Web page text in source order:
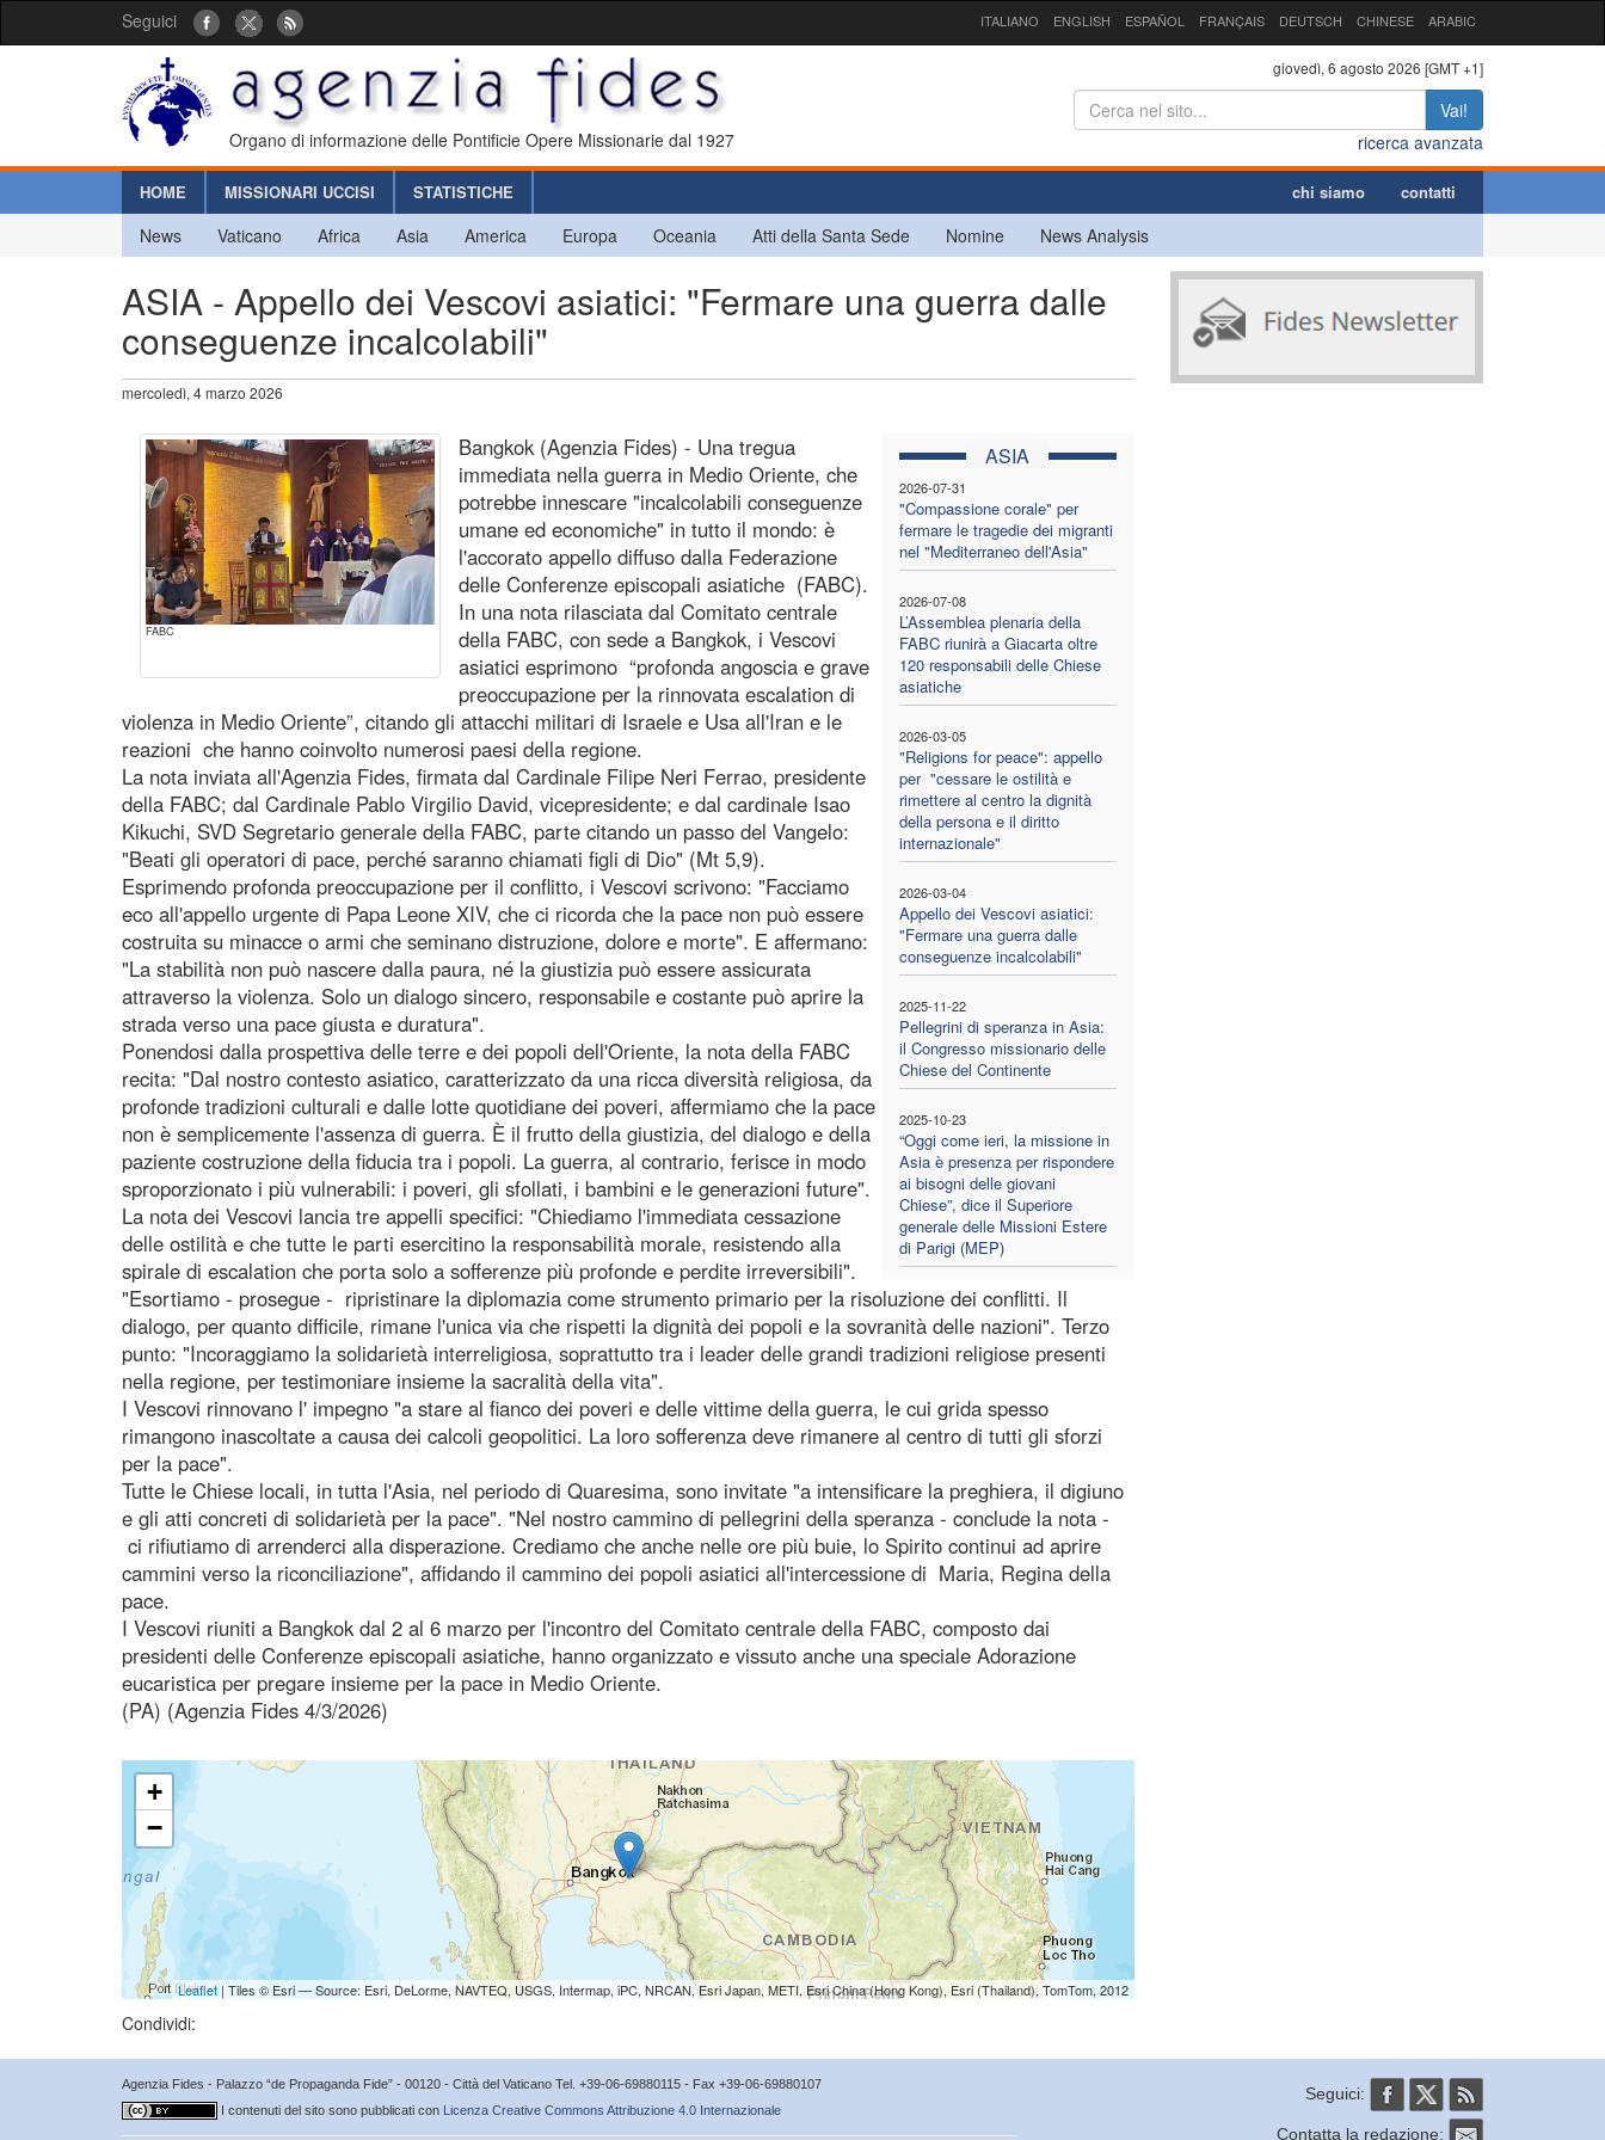
Seguici ITALIANO ENGLISH ESPAÑOL FRANÇAIS DEUTSCH CHINESE ARABIC
Organo di informazione delle Pontificie Opere Missionarie dal 1927
giovedì, 6 agosto 2026 [GMT +1]
Vai!
ricerca avanzata
HOME MISSIONARI UCCISI STATISTICHE chi siamo contatti
News Vaticano Africa Asia America Europa Oceania Atti della Santa Sede Nomine News Analysis
ASIA - Appello dei Vescovi asiatici: "Fermare una guerra dalle
conseguenze incalcolabili"
mercoledì, 4 marzo 2026
FABC
ASIA
2026-07-31
"Compassione corale" per
fermare le tragedie dei migranti
nel "Mediterraneo dell'Asia"
2026-07-08
L’Assemblea plenaria della
FABC riunirà a Giacarta oltre
120 responsabili delle Chiese
asiatiche
2026-03-05
"Religions for peace": appello
per "cessare le ostilità e
rimettere al centro la dignità
della persona e il diritto
internazionale"
2026-03-04
Appello dei Vescovi asiatici:
"Fermare una guerra dalle
conseguenze incalcolabili"
2025-11-22
Pellegrini di speranza in Asia:
il Congresso missionario delle
Chiese del Continente
2025-10-23
“Oggi come ieri, la missione in
Asia è presenza per rispondere
ai bisogni delle giovani
Chiese”, dice il Superiore
generale delle Missioni Estere
di Parigi (MEP)
Bangkok (Agenzia Fides) - Una tregua
immediata nella guerra in Medio Oriente, che
potrebbe innescare "incalcolabili conseguenze
umane ed economiche" in tutto il mondo: è
l'accorato appello diffuso dalla Federazione
delle Conferenze episcopali asiatiche (FABC).
In una nota rilasciata dal Comitato centrale
della FABC, con sede a Bangkok, i Vescovi
asiatici esprimono “profonda angoscia e grave
preoccupazione per la rinnovata escalation di
violenza in Medio Oriente”, citando gli attacchi militari di Israele e Usa all'Iran e le
reazioni che hanno coinvolto numerosi paesi della regione.
La nota inviata all'Agenzia Fides, firmata dal Cardinale Filipe Neri Ferrao, presidente
della FABC; dal Cardinale Pablo Virgilio David, vicepresidente; e dal cardinale Isao
Kikuchi, SVD Segretario generale della FABC, parte citando un passo del Vangelo:
"Beati gli operatori di pace, perché saranno chiamati figli di Dio" (Mt 5,9).
Esprimendo profonda preoccupazione per il conflitto, i Vescovi scrivono: "Facciamo
eco all'appello urgente di Papa Leone XIV, che ci ricorda che la pace non può essere
costruita su minacce o armi che seminano distruzione, dolore e morte". E affermano:
"La stabilità non può nascere dalla paura, né la giustizia può essere assicurata
attraverso la violenza. Solo un dialogo sincero, responsabile e costante può aprire la
strada verso una pace giusta e duratura".
Ponendosi dalla prospettiva delle terre e dei popoli dell'Oriente, la nota della FABC
recita: "Dal nostro contesto asiatico, caratterizzato da una ricca diversità religiosa, da
profonde tradizioni culturali e dalle lotte quotidiane dei poveri, affermiamo che la pace
non è semplicemente l'assenza di guerra. È il frutto della giustizia, del dialogo e della
paziente costruzione della fiducia tra i popoli. La guerra, al contrario, ferisce in modo
sproporzionato i più vulnerabili: i poveri, gli sfollati, i bambini e le generazioni future".
La nota dei Vescovi lancia tre appelli specifici: "Chiediamo l'immediata cessazione
delle ostilità e che tutte le parti esercitino la responsabilità morale, resistendo alla
spirale di escalation che porta solo a sofferenze più profonde e perdite irreversibili".
"Esortiamo - prosegue - ripristinare la diplomazia come strumento primario per la risoluzione dei conflitti. Il
dialogo, per quanto difficile, rimane l'unica via che rispetti la dignità dei popoli e la sovranità delle nazioni". Terzo
punto: "Incoraggiamo la solidarietà interreligiosa, soprattutto tra i leader delle grandi tradizioni religiose presenti
nella regione, per testimoniare insieme la sacralità della vita".
I Vescovi rinnovano l' impegno "a stare al fianco dei poveri e delle vittime della guerra, le cui grida spesso
rimangono inascoltate a causa dei calcoli geopolitici. La loro sofferenza deve rimanere al centro di tutti gli sforzi
per la pace".
Tutte le Chiese locali, in tutta l'Asia, nel periodo di Quaresima, sono invitate "a intensificare la preghiera, il digiuno
e gli atti concreti di solidarietà per la pace". "Nel nostro cammino di pellegrini della speranza - conclude la nota -
ci rifiutiamo di arrenderci alla disperazione. Crediamo che anche nelle ore più buie, lo Spirito continui ad aprire
cammini verso la riconciliazione", affidando il cammino dei popoli asiatici all'intercessione di Maria, Regina della
pace.
I Vescovi riuniti a Bangkok dal 2 al 6 marzo per l'incontro del Comitato centrale della FABC, composto dai
presidenti delle Conferenze episcopali asiatiche, hanno organizzato e vissuto anche una speciale Adorazione
eucaristica per pregare insieme per la pace in Medio Oriente.
(PA) (Agenzia Fides 4/3/2026)
+
−
Leaflet| Tiles © Esri — Source: Esri, DeLorme, NAVTEQ, USGS, Intermap, iPC, NRCAN, Esri Japan, METI, Esri China (Hong Kong), Esri (Thailand), TomTom, 2012
Condividi:
Agenzia Fides - Palazzo “de Propaganda Fide” - 00120 - Città del Vaticano Tel. +39-06-69880115 - Fax +39-06-69880107
I contenuti del sito sono pubblicati con Licenza Creative Commons Attribuzione 4.0 Internazionale
Seguici:
Contatta la redazione: